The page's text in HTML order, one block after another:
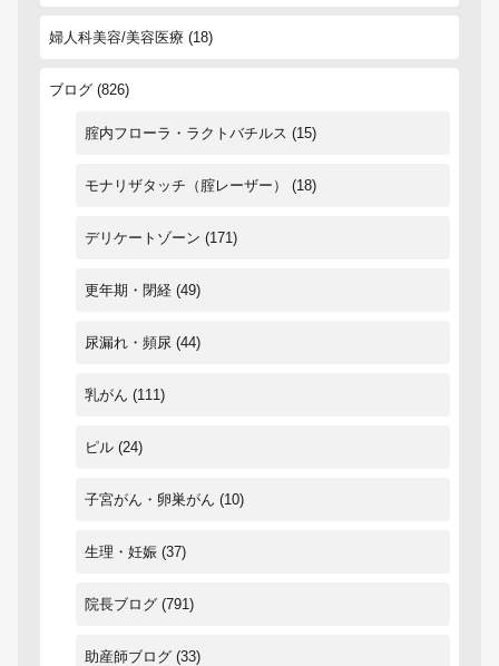
婦人科美容/美容医療 (18)
ブログ (826)
腟内フローラ・ラクトバチルス (15)
モナリザタッチ（腟レーザー） (18)
デリケートゾーン (171)
更年期・閉経 (49)
尿漏れ・頻尿 (44)
乳がん (111)
ピル (24)
子宮がん・卵巣がん (10)
生理・妊娠 (37)
院長ブログ (791)
助産師ブログ (33)